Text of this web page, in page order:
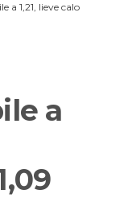
a 1,21, lieve calo
a